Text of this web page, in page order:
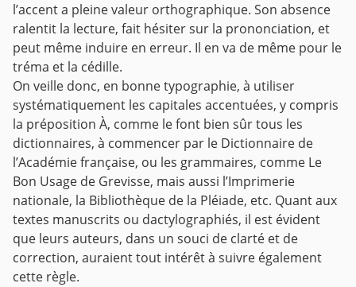
l’accent a pleine valeur orthographique. Son absence
ralentit la lecture, fait hésiter sur la prononciation, et
peut même induire en erreur. Il en va de même pour le
tréma et la cédille.
On veille donc, en bonne typographie, à utiliser
systématiquement les capitales accentuées, y compris
la préposition À, comme le font bien sûr tous les
dictionnaires, à commencer par le Dictionnaire de
l’Académie française, ou les grammaires, comme Le
Bon Usage de Grevisse, mais aussi l’Imprimerie
nationale, la Bibliothèque de la Pléiade, etc. Quant aux
textes manuscrits ou dactylographiés, il est évident
que leurs auteurs, dans un souci de clarté et de
correction, auraient tout intérêt à suivre également
cette règle.